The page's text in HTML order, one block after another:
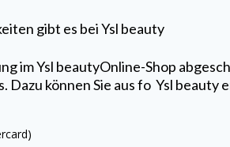
gibt es beiYsl beauty
imYsl beautyOnline-Shop
Dazu können Sie aus foYsl beauty